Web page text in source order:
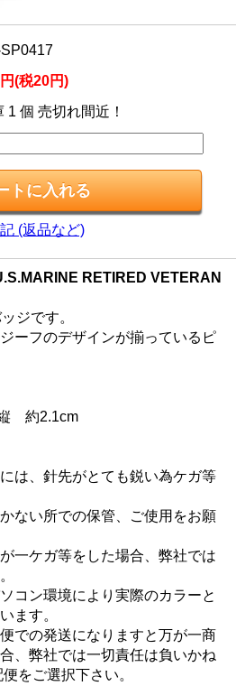
(税20円)
1 個 売切れ間近！
(返品など)
RETIRED VETERAN
ジです。
ーフのデザインが揃っているピ
約2.1cm
は、針先がとても鋭い為ケガ等
ない所での保管、ご使用をお願
一ケガ等をした場合、弊社では
コン環境により実際のカラーと
ます。
での発送になりますと万が一商
、弊社では一切責任は負いかね
をご選択下さい。